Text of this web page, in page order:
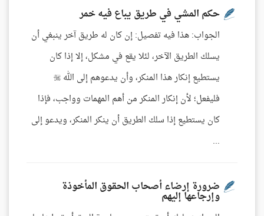
حكم المشي في طريق يباع فيه خمر
الجواب: هذا فيه تفصيل: إن كان له طريق آخر ينبغي أن
يسلك الطريق الآخر، لئلا يقع في مشكل، إلا إذا كان
يستطيع إنكار هذا المنكر، وأن يدعوهم إلى الله 
فليفعل؛ لأن إنكار المنكر من أهم المهمات وواجب، فإذا
كان يستطيع إذا سلك الطريق أن ينكر المنكر، ويدعو إلى
...
ضرورة إرضاء أصحاب الحقوق المأخوذة
وإرجاعها إليهم